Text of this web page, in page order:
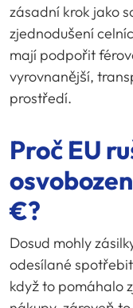
zásadní krok jako
zjednodušení
mají podpořit
vyrovnanější,
prostředí.
Proč EU
€?
Dosud mohly
odesílané
když to pomáhalo